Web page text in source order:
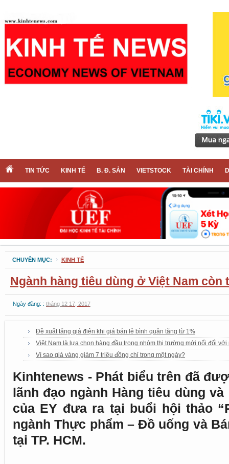
TIN TỨC KINH TẾ B. Đ. SẢN VIETSTOCK TÀI CHÍNH
CHUYÊN MỤC: KINH TẾ
Ngành hàng tiêu dùng ở Việt Nam
Ngày đăng: : tháng 12 17, 2017
Đề xuất tăng giá điện khi giá bán lẻ bình quân tăng từ 1%
Việt Nam là lựa chọn hàng đầu trong nhóm thị trường mới nổi đối với
Vì sao giá vàng giảm 7 triệu đồng chỉ trong một ngày?
Kinhtenews - Phát biểu trên đã
lãnh đạo ngành Hàng tiêu dùng
của EY đưa ra tại buổi hội thảo
ngành Thực phẩm – Đồ uống và
tại TP. HCM.